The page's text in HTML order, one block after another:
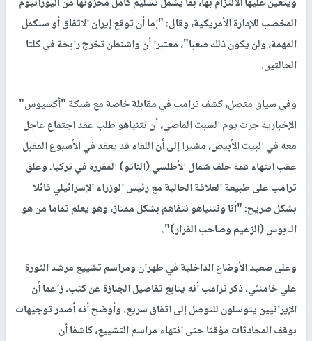
ويتعين عليها الالتزام بها، بما يشمل تسليم كامل مخزونها من اليورانيوم
المخصب للإدارة الأمريكية، وقال: "إما أن توقع إيران الاتفاق أو سنكمل
المهمة، ولن يكون ذلك صعبا"، معتبرا أن واشنطن تخرج رابحة في كلتا
الحالتين.
وفي سياق متصل، كشف ترامب في مقابلة خاصة مع شبكة "أكسيوس"
الإخبارية جرت يوم السبت الماضي، أن نتنياهو طلب عقد اجتماع عاجل
معه في البيت الأبيض، مشيرا إلى أن اللقاء قد يعقد في الأسبوع المقبل
عقب انتهاء قمة حلف شمال الأطلسي (الناتو) المقررة في تركيا. وعلق
ترامب على طبيعة العلاقة الحالية مع رئيس الوزراء الإسرائيلي قائلا
بشكل صريح: "أنا ونتنياهو نتفاهم بشكل ممتاز، وهو يعلم تماما من هو
الـ بوس (الزعيم وصاحب القرار)".
وعلى صعيد الأوضاع الداخلية في طهران ومراسم تشييع مرشد الثورة
علي خامنئي، ذكر ترامب أنه يتابع تفاصيل الجنازة عن كثب، زاعما أن
الإيرانيين يتوسلون للتوصل إلى اتفاق سريع. وأوضح أنه أصدر توجيهات
بوقف المحادثات مؤقتا حتى انتهاء مراسم التشييع، كاشفا أن